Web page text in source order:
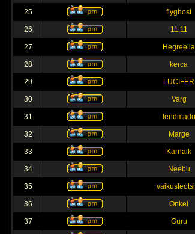
25 flyghost
26 11:11
27 Hegreelia
28 kerca
29 LUCIFER
30 Varg
31 lendmadu
32 Marge
33 Karnalk
34 Neebu
35
36 Onkel
37 Guru